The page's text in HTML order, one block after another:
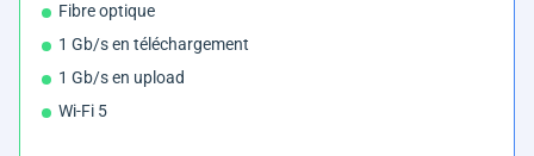
Fibre optique
1 Gb/s en téléchargement
1 Gb/s en upload
Wi-Fi 5